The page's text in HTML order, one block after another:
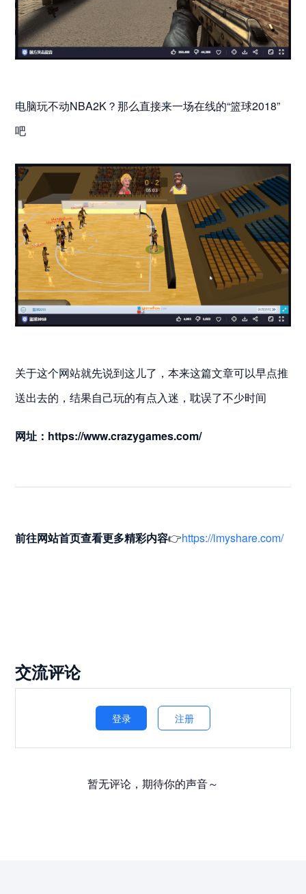
电脑玩不动NBA2K？那么直接来一场在线的“篮球2018”
吧
关于这个网站就先说到这儿了，本来这篇文章可以早点推
送出去的，结果自己玩的有点入迷，耽误了不少时间
网址： https://www.crazygames.com/
前往网站首页查看更多精彩内容👉https://imyshare.com/
交流评论
登录 注册
暂无评论，期待你的声音～